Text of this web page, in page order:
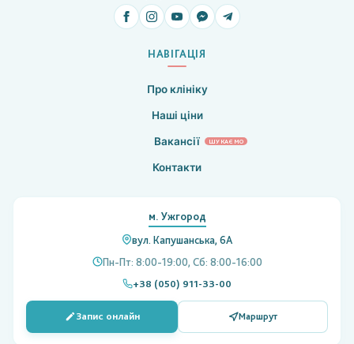
НАВІГАЦІЯ
Про клініку
Наші ціни
Вакансії ШУКАЄМО
Контакти
м. Ужгород
вул. Капушанська, 6А
Пн-Пт: 8:00-19:00, Сб: 8:00-16:00
+38 (050) 911-33-00
Запис онлайн Маршрут